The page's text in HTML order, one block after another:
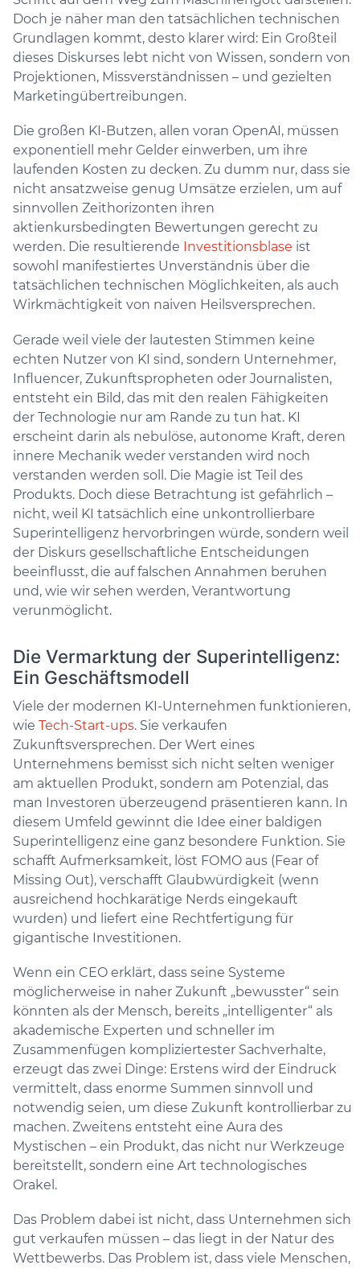
Doch je näher man den tatsächlichen technischen
Grundlagen kommt, desto klarer wird: Ein Großteil
dieses Diskurses lebt nicht von Wissen, sondern von
Projektionen, Missverständnissen – und gezielten
Marketingübertreibungen.
Die großen KI-Butzen, allen voran OpenAI, müssen
exponentiell mehr Gelder einwerben, um ihre
laufenden Kosten zu decken. Zu dumm nur, dass sie
nicht ansatzweise genug Umsätze erzielen, um auf
sinnvollen Zeithorizonten ihren
aktienkursbedingten Bewertungen gerecht zu
werden. Die resultierende Investitionsblase ist
sowohl manifestiertes Unverständnis über die
tatsächlichen technischen Möglichkeiten, als auch
Wirkmächtigkeit von naiven Heilsversprechen.
Gerade weil viele der lautesten Stimmen keine
echten Nutzer von KI sind, sondern Unternehmer,
Influencer, Zukunftspropheten oder Journalisten,
entsteht ein Bild, das mit den realen Fähigkeiten
der Technologie nur am Rande zu tun hat. KI
erscheint darin als nebulöse, autonome Kraft, deren
innere Mechanik weder verstanden wird noch
verstanden werden soll. Die Magie ist Teil des
Produkts. Doch diese Betrachtung ist gefährlich –
nicht, weil KI tatsächlich eine unkontrollierbare
Superintelligenz hervorbringen würde, sondern weil
der Diskurs gesellschaftliche Entscheidungen
beeinflusst, die auf falschen Annahmen beruhen
und, wie wir sehen werden, Verantwortung
verunmöglicht.
Die Vermarktung der Superintelligenz:
Ein Geschäftsmodell
Viele der modernen KI-Unternehmen funktionieren,
wie Tech-Start-ups. Sie verkaufen
Zukunftsversprechen. Der Wert eines
Unternehmens bemisst sich nicht selten weniger
am aktuellen Produkt, sondern am Potenzial, das
man Investoren überzeugend präsentieren kann. In
diesem Umfeld gewinnt die Idee einer baldigen
Superintelligenz eine ganz besondere Funktion. Sie
schafft Aufmerksamkeit, löst FOMO aus (Fear of
Missing Out), verschafft Glaubwürdigkeit (wenn
ausreichend hochkarätige Nerds eingekauft
wurden) und liefert eine Rechtfertigung für
gigantische Investitionen.
Wenn ein CEO erklärt, dass seine Systeme
möglicherweise in naher Zukunft „bewusster“ sein
könnten als der Mensch, bereits „intelligenter“ als
akademische Experten und schneller im
Zusammenfügen kompliziertester Sachverhalte,
erzeugt das zwei Dinge: Erstens wird der Eindruck
vermittelt, dass enorme Summen sinnvoll und
notwendig seien, um diese Zukunft kontrollierbar zu
machen. Zweitens entsteht eine Aura des
Mystischen – ein Produkt, das nicht nur Werkzeuge
bereitstellt, sondern eine Art technologisches
Orakel.
Das Problem dabei ist nicht, dass Unternehmen sich
gut verkaufen müssen – das liegt in der Natur des
Wettbewerbs. Das Problem ist, dass viele Menschen,